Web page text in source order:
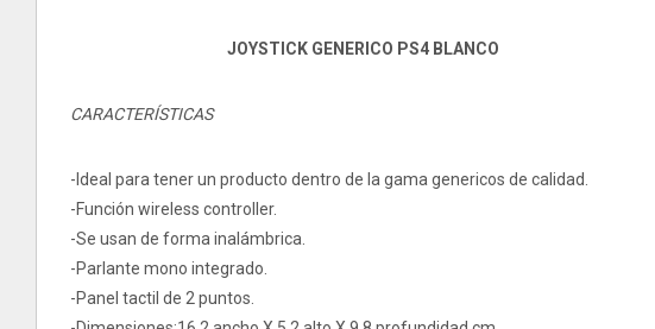
JOYSTICK GENERICO PS4 BLANCO
CARACTERÍSTICAS
-Ideal para tener un producto dentro de la gama genericos de calidad.
-Función wireless controller.
-Se usan de forma inalámbrica.
-Parlante mono integrado.
-Panel tactil de 2 puntos.